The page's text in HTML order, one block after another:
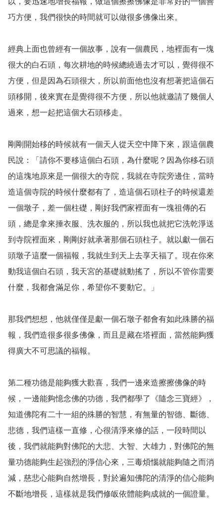
巧方便，我們很快的時間就可以做很多佛像出來。
經典上面也曾經有一個故事，說有一個農民，地裡面有一塊
很大的白石頭，每次耕地的時候總繞過去才可以，覺得很不
方便，但是因為石頭很大，所以前面他也沒有想著把這個石
頭移開，後來實在是覺得很不方便，所以他就邀請了幾個人
過來，想一起把這個大石頭移走。
剛剛開始移的時候就有一個天人從天空中降下來，跟這個農
民說：「請你不要移這個白石頭，為什麼呢？因為你移石頭
的這塊地原來是一個很大的寺院，我就在寺院旁邊住，當時
造這個寺院的時候什麼都有了，造這個石頭柱子的時候還差
一個墩子，差一個柱礎，剛好我們家裡面有一塊祖傳的石
頭，總是拿來捶衣服、洗衣服的，所以我也就把它洗乾淨送
到寺院裡面來，剛剛好就承著那個石頭柱子。就以獻一個石
頭墩子這麼一個福報，我就生到天上去享天福了。現在你來
動我這個白石頭，我天宮的基礎就動搖了，所以不管你需要
什麼，我都會滿足你，希望你不要動它。」
那我們想想，他就僅僅是獻一個石墩子都會有如此殊勝的福
報，我們造很多很多佛像，而且是藏在塔裡面，當然能夠獲
得廣大不可思議的福報。
第二種功德是能夠獲大歡喜，我們一邊來造擦擦佛像的時
候，一邊能夠憶念佛的功德，我們都學了《隨念三寶經》，
知道佛陀有二十一組的殊勝的智慧，有無量的智德、斷德、
悲德，我們這樣一直修，心很清淨來修的話，一段時間以
後，我們就能夠對佛陀的大悲、大智、大雄力，對佛陀的無
量功德能夠生起強烈的淨信心來，三毒煩惱就能夠隨之而消
減，慈悲心能夠自然增長，對於遍知佛陀的清淨的信心能夠
不斷地增長，這樣就是我們修皈依體能夠成就的一個證量。